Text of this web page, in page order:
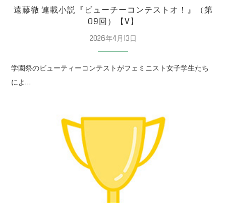
遠藤徹 連載小説『ビューチーコンテストオ！』（第
09回）【V】
2026年4月13日
学園祭のビューティーコンテストがフェミニスト女子学生たち
によ…